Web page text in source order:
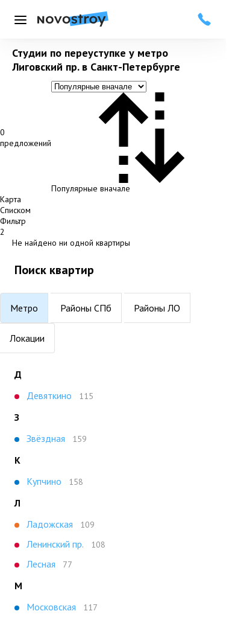
Меню
Студии по переуступке у метро
Лиговский пр. в Санкт-Петербурге
0
предложений
Популярные вначале
Карта
Списком
Фильтр
2
Не найдено ни одной квартиры
Поиск квартир
Метро Районы СПб Районы ЛО
Локации
Д
Девяткино
115
З
Звёздная
159
К
Купчино
158
Л
Ладожская
109
Ленинский пр. 108
Лесная 77
М
Московская
117